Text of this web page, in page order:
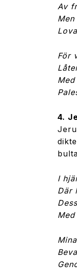
Av
För
4.
I
Där